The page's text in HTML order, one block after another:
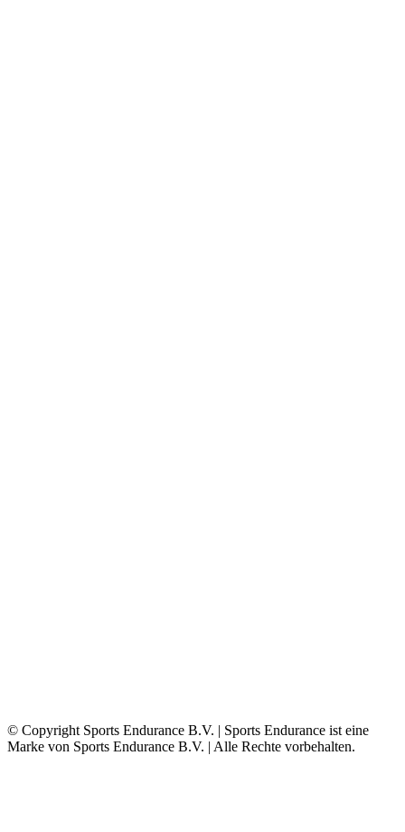
© Copyright Sports Endurance B.V. | Sports Endurance ist eine
Marke von Sports Endurance B.V. | Alle Rechte vorbehalten.